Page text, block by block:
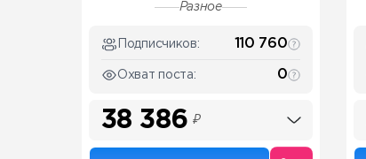
Разное
Подписчиков: 110 760
Охват поста: 0
38 386 ₽